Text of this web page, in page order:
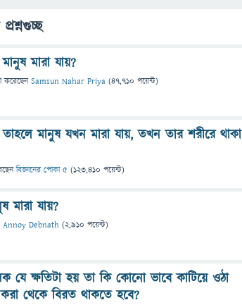
মারা যায়?
করেছেনSamsun Nahar Priya (47,710 পয়েন্ট)
মানুষ যখন মারা যায়, তখন তার শরীরে থাকা
বিজ্ঞানের পোকা ৫ (123,410 পয়েন্ট)
মারা যায়?
Annoy Debnath (2,910 পয়েন্ট)
যে ক্ষতিটা হয় তা কি কোনো ভাবে কাটিয়ে ওঠা
থেকে বিরত থাকতে হবে?